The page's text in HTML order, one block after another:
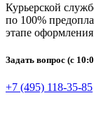
Курьерской
по 100%
этапе оформления
Задать вопрос (с
+7 (495) 118-35-85